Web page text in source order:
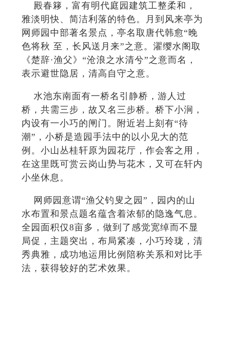
殿春簃，富有明代庭园建筑工整柔和，
雅淡明快、简洁利落的特色。月到风来亭为
网师园中部著名景点，亭名取唐代韩愈“晚
色将秋 至，长风送月来”之意。濯缨水阁取
《楚辞·渔父》“沧浪之水清兮”之意而名，
表示避世隐居，清高自守之意。
水池东南面有一桥名引静桥，游人过
桥，共需三步，故又名三步桥。桥下小涧，
内设有一小巧的闸门。附近岩上刻有“待
潮”，小桥是造园手法中的以小见大的范
例。小山丛桂轩原为园花厅，作会客之用，
在这里既可赏云岗山势与花木，又可在轩内
小坐休息。
网师园意谓“渔父钓叟之园”，园内的山
水布置和景点题名蕴含着浓郁的隐逸气息。
全园面积仅8亩多，做到了感觉宽绰而不显
局促，主题突出，布局紧凑，小巧玲珑，清
秀典雅，成功地运用比例陪称关系和对比手
法，获得较好的艺术效果。